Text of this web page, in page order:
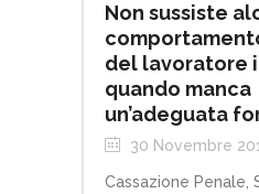
Non sussiste
del lavoratore
quando manca
un’adeguata
30 Novembre
Cassazione Penale,